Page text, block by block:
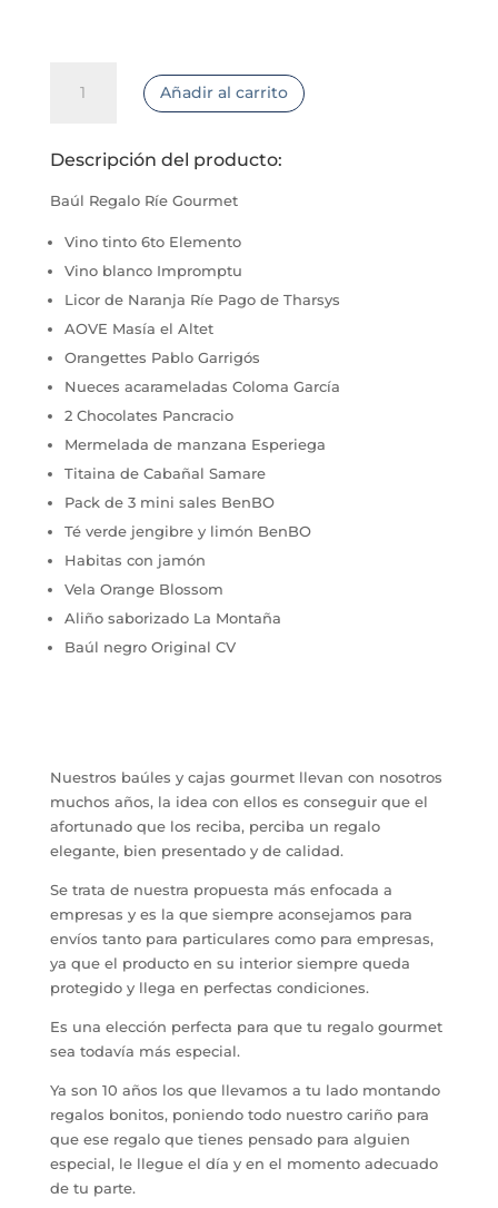
Regalo
cantidad
Añadir al carrito
Descripción del producto:
Baúl Regalo Ríe Gourmet
Vino tinto 6to Elemento
Vino blanco Impromptu
Licor de Naranja Ríe Pago de Tharsys
AOVE Masía el Altet
Orangettes Pablo Garrigós
Nueces acarameladas Coloma García
2 Chocolates Pancracio
Mermelada de manzana Esperiega
Titaina de Cabañal Samare
Pack de 3 mini sales BenBO
Té verde jengibre y limón BenBO
Habitas con jamón
Vela Orange Blossom
Aliño saborizado La Montaña
Baúl negro Original CV
Nuestros baúles y cajas gourmet llevan con nosotros
muchos años, la idea con ellos es conseguir que el
afortunado que los reciba, perciba un regalo
elegante, bien presentado y de calidad.
Se trata de nuestra propuesta más enfocada a
empresas y es la que siempre aconsejamos para
envíos tanto para particulares como para empresas,
ya que el producto en su interior siempre queda
protegido y llega en perfectas condiciones.
Es una elección perfecta para que tu regalo gourmet
sea todavía más especial.
Ya son 10 años los que llevamos a tu lado montando
regalos bonitos, poniendo todo nuestro cariño para
que ese regalo que tienes pensado para alguien
especial, le llegue el día y en el momento adecuado
de tu parte.